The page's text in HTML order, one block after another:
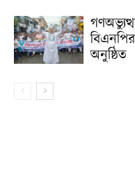
অনুষ্ঠিত